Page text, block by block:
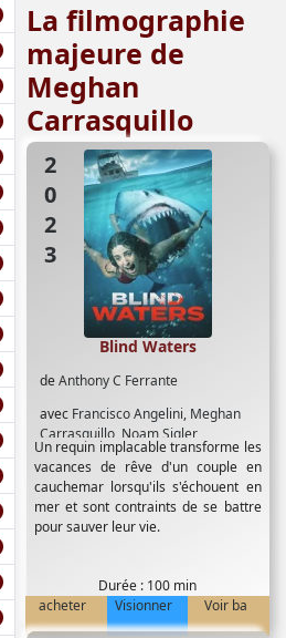
La filmographie
majeure de
Meghan
Carrasquillo
2023
deAnthony C Ferrante
avec Francisco Angelini, Meghan
Carrasquillo, Noam Sigler
Blind Waters
Un requin implacable transforme les
vacances de rêve d'un couple en
cauchemar lorsqu'ils s'échouent en
mer et sont contraints de se battre
pour sauver leur vie.
Durée : 100 min
acheter
Visionner Voir ba